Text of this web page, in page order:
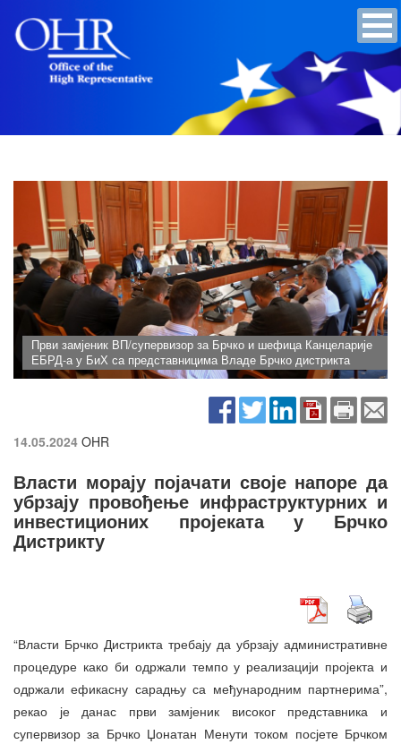
Први замјеник ВП/супервизор за Брчко и шефица Канцеларије
ЕБРД-а у БиХ са представницима Владе Брчко дистрикта
14.05.2024 OHR
Власти морају појачати своје напоре да
убрзају провођење инфраструктурних и
инвестиционих пројеката у Брчко
Дистрикту
“Власти Брчко Дистрикта требају да убрзају административне
процедуре како би одржали темпо у реализацији пројекта и
одржали ефикасну сарадњу са међународним партнерима”,
рекао је данас први замјеник високог представника и
супервизор за Брчко Џонатан Менути током посјете Брчком